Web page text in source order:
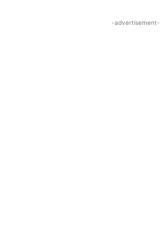
-advertisement-